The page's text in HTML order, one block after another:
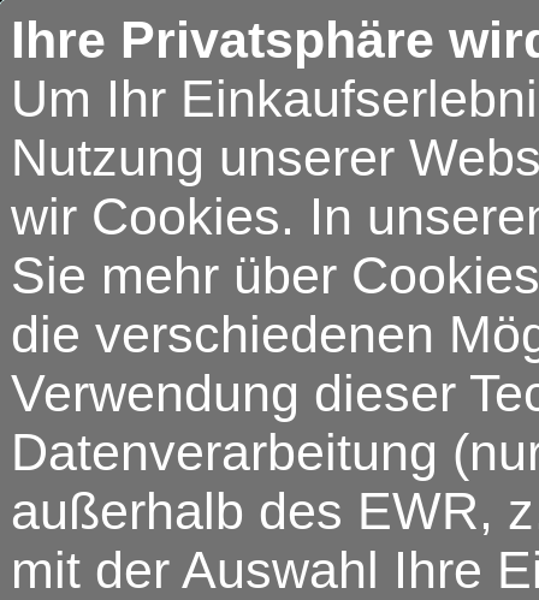
Ihre Privatsphäre
Um Ihr
Nutzung unserer
wir Cookies. In
Sie mehr über
die verschiedenen
Verwendung dieser
Datenverarbeitung
außerhalb des EWR,
mit der Auswahl Ihre